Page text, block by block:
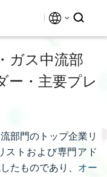
ガス中流部
ー・主要プレ
部門のトップ企業リ
ストおよび専門アド
たものであり、 オー